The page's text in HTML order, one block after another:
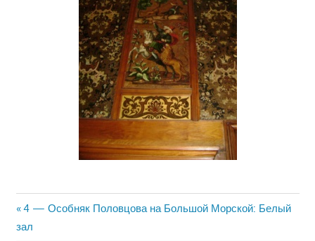
Навигация
Previous
Post:
4 — Особняк Половцова на Большой Морской: Белый
зал